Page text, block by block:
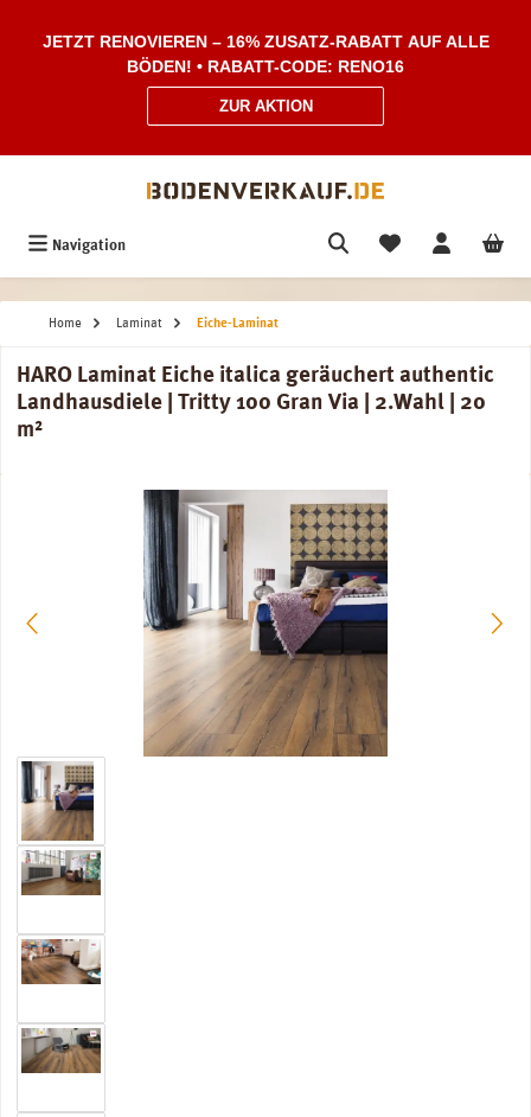
JETZT RENOVIEREN – 16% ZUSATZ-RABATT AUF ALLE
BÖDEN! • RABATT-CODE: RENO16
ZUR AKTION
Navigation
Home Laminat Eiche-Laminat
HARO Laminat Eiche italica geräuchert authentic
Landhausdiele | Tritty 100 Gran Via | 2.Wahl | 20
m²
Bildergalerie überspringen